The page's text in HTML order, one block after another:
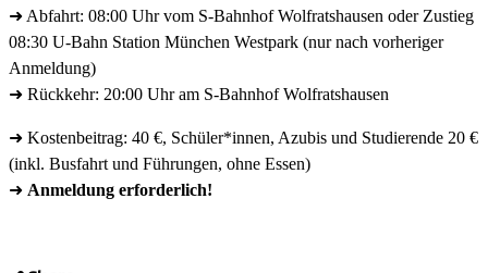
➜ Abfahrt: 08:00 Uhr vom S-Bahnhof Wolfratshausen oder Zustieg
08:30 U-Bahn Station München Westpark (nur nach vorheriger
Anmeldung)
➜ Rückkehr: 20:00 Uhr am S-Bahnhof Wolfratshausen
➜ Kostenbeitrag: 40 €, Schüler*innen, Azubis und Studierende 20 €
(inkl. Busfahrt und Führungen, ohne Essen)
➜ Anmeldung erforderlich!